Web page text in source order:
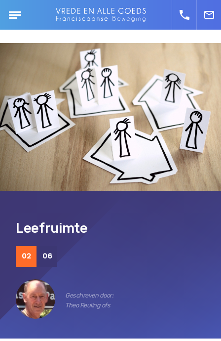
Leefruimte
02 06
Geschreven door:
Theo Reuling ofs